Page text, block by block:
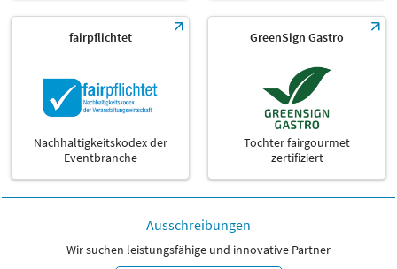
fairpflichtet
Nachhaltigkeitskodex der
Eventbranche
GreenSign Gastro
Tochter fairgourmet
zertifiziert
Ausschreibungen
Wir suchen leistungsfähige und innovative Partner